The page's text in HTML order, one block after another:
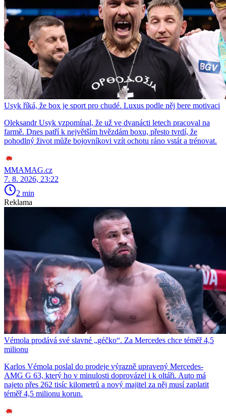
Usyk říká, že box je sport pro chudé. Luxus podle něj bere motivaci
Oleksandr Usyk vzpomínal, že už ve dvanácti letech pracoval na
farmě. Dnes patří k největším hvězdám boxu, přesto tvrdí, že
pohodlný život může bojovníkovi vzít ochotu ráno vstát a trénovat.
MMAMAG.cz
7. 8. 2026, 23:22
2 min
Reklama
Vémola prodává své slavné „géčko“. Za Mercedes chce téměř 4,5
milionu
Karlos Vémola poslal do prodeje výrazně upravený Mercedes-
AMG G 63, který ho v minulosti doprovázel i k oltáři. Auto má
najeto přes 262 tisíc kilometrů a nový majitel za něj musí zaplatit
téměř 4,5 milionu korun.